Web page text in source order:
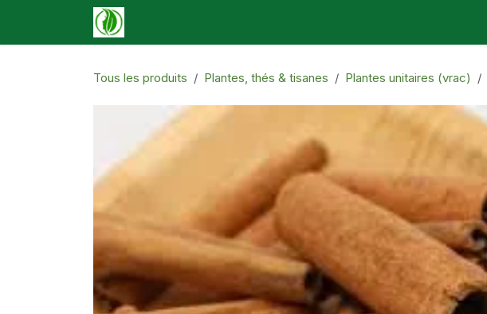
Se rendre au contenu
Tous les produits Plantes, thés & tisanes Plantes unitaires (vrac)